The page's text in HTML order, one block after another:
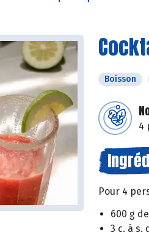
Boisson
4
Pour 4
600 g
3 c. à s.